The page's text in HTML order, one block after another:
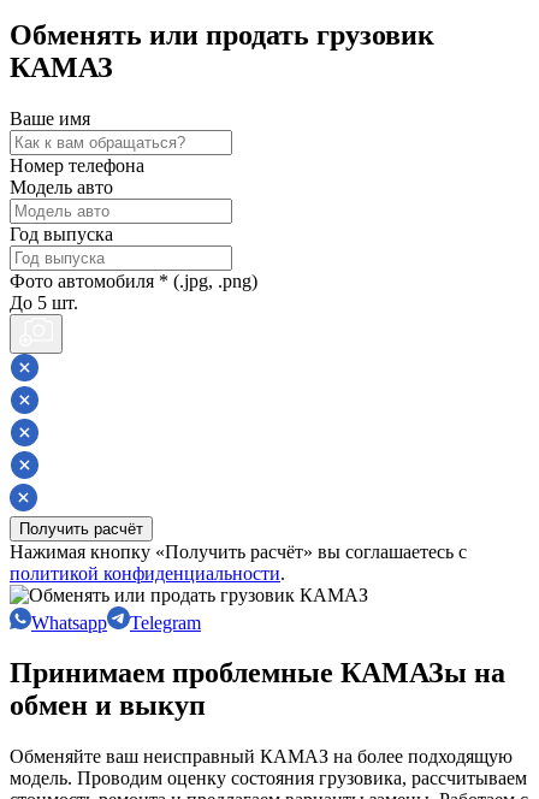
Обменять или продать грузовик
КАМАЗ
Ваше имя
Номер телефона
Модель авто
Год выпуска
Фото автомобиля * (.jpg, .png)
До 5 шт.
Получить расчёт
Нажимая кнопку «Получить расчёт» вы соглашаетесь с
политикой конфиденциальности.
Whatsapp Telegram
Принимаем проблемные КАМАЗы на
обмен и выкуп
Обменяйте ваш неисправный КАМАЗ на более подходящую
модель. Проводим оценку состояния грузовика, рассчитываем